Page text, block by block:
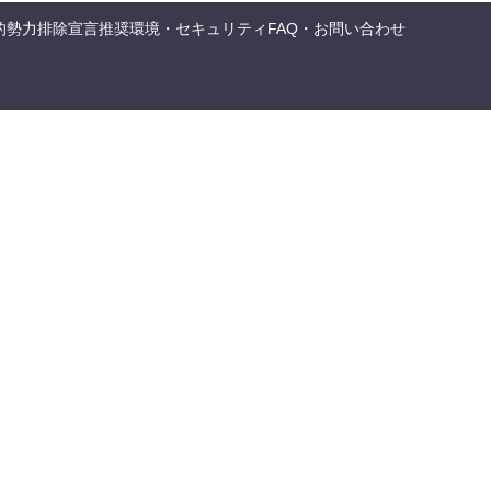
勢力排除宣言推奨環境・セキュリティ FAQ・お問い合わせ